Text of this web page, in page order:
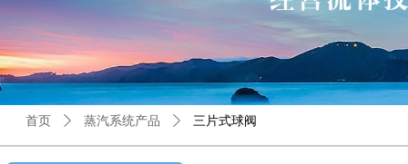
首页 ꄲ 蒸汽系统产品 ꄲ 三片式球阀